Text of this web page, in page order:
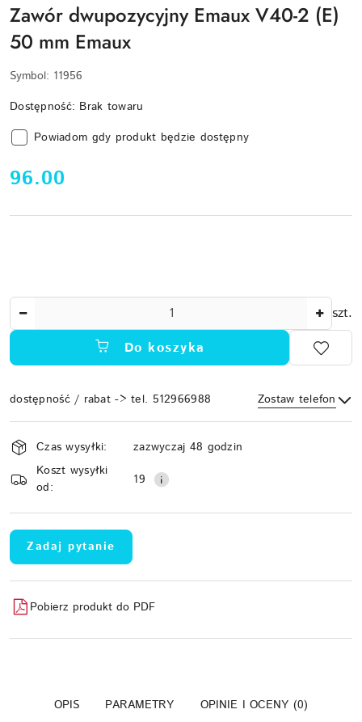
Zawór dwupozycyjny Emaux V40-2 (E)
50 mm Emaux
Symbol: 11956
Dostępność: Brak towaru
Powiadom gdy produkt będzie dostępny
cena:
96.00
szt.
Do koszyka
dostępność / rabat -> tel. 512966988 Zostaw telefon
Wyślij
Dostępność
i
dostawa
Czas wysyłki:
zazwyczaj 48 godzin
Koszt wysyłki
od:
19
Zadaj pytanie
Pobierz produkt do PDF
OPIS PARAMETRY OPINIE I OCENY (0)